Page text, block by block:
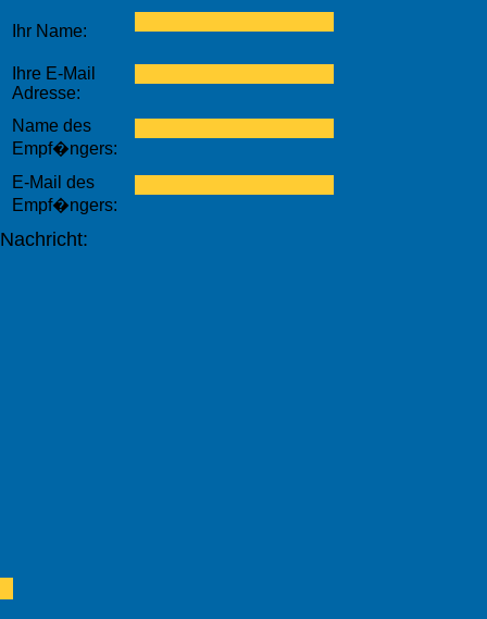
Ihr Name:
Ihre E-Mail
Adresse:
Name des
Empf�ngers:
E-Mail des
Empf�ngers:
Nachricht: